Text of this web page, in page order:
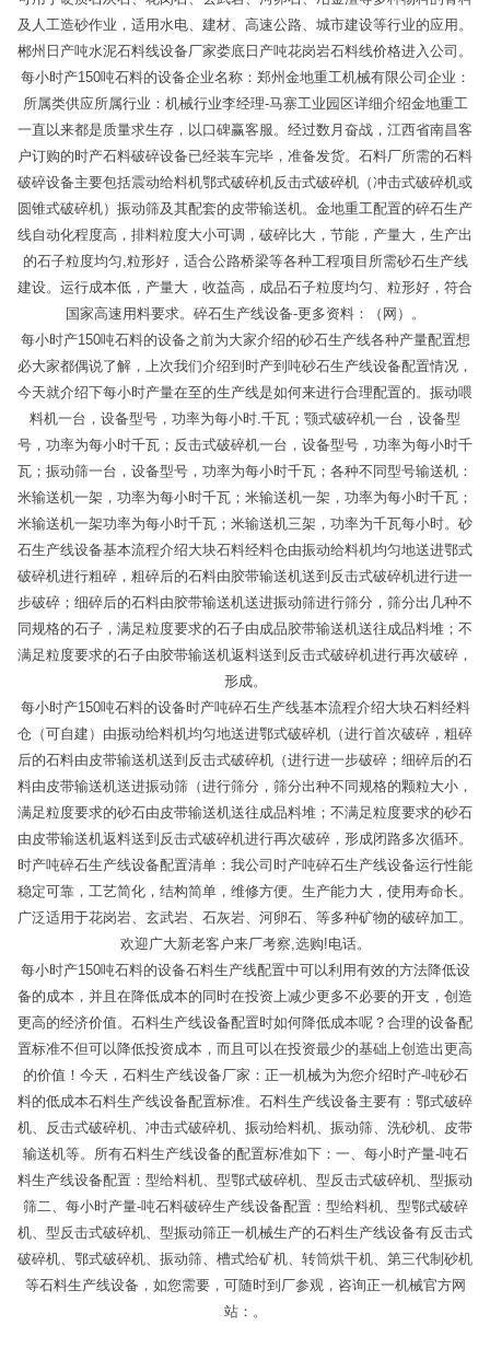
及人工造砂作业，适用水电、建材、高速公路、城市建设等行业的应用。
郴州日产吨水泥石料线设备厂家娄底日产吨花岗岩石料线价格进入公司。
每小时产150吨石料的设备企业名称：郑州金地重工机械有限公司企业：
所属类供应所属行业：机械行业李经理-马寨工业园区详细介绍金地重工
一直以来都是质量求生存，以口碑赢客服。经过数月奋战，江西省南昌客
户订购的时产石料破碎设备已经装车完毕，准备发货。石料厂所需的石料
破碎设备主要包括震动给料机鄂式破碎机反击式破碎机（冲击式破碎机或
圆锥式破碎机）振动筛及其配套的皮带输送机。金地重工配置的碎石生产
线自动化程度高，排料粒度大小可调，破碎比大，节能，产量大，生产出
的石子粒度均匀,粒形好，适合公路桥梁等各种工程项目所需砂石生产线
建设。运行成本低，产量大，收益高，成品石子粒度均匀、粒形好，符合
国家高速用料要求。碎石生产线设备-更多资料：（网）。
每小时产150吨石料的设备之前为大家介绍的砂石生产线各种产量配置想
必大家都偶说了解，上次我们介绍到时产到吨砂石生产线设备配置情况，
今天就介绍下每小时产量在至的生产线是如何来进行合理配置的。振动喂
料机一台，设备型号，功率为每小时.千瓦；颚式破碎机一台，设备型
号，功率为每小时千瓦；反击式破碎机一台，设备型号，功率为每小时千
瓦；振动筛一台，设备型号，功率为每小时千瓦；各种不同型号输送机：
米输送机一架，功率为每小时千瓦；米输送机一架，功率为每小时千瓦；
米输送机一架功率为每小时千瓦；米输送机三架，功率为千瓦每小时。砂
石生产线设备基本流程介绍大块石料经料仓由振动给料机均匀地送进鄂式
破碎机进行粗碎，粗碎后的石料由胶带输送机送到反击式破碎机进行进一
步破碎；细碎后的石料由胶带输送机送进振动筛进行筛分，筛分出几种不
同规格的石子，满足粒度要求的石子由成品胶带输送机送往成品料堆；不
满足粒度要求的石子由胶带输送机返料送到反击式破碎机进行再次破碎，
形成。
每小时产150吨石料的设备时产吨碎石生产线基本流程介绍大块石料经料
仓（可自建）由振动给料机均匀地送进鄂式破碎机（进行首次破碎，粗碎
后的石料由皮带输送机送到反击式破碎机（进行进一步破碎；细碎后的石
料由皮带输送机送进振动筛（进行筛分，筛分出种不同规格的颗粒大小，
满足粒度要求的砂石由皮带输送机送往成品料堆；不满足粒度要求的砂石
由皮带输送机返料送到反击式破碎机进行再次破碎，形成闭路多次循环。
时产吨碎石生产线设备配置清单：我公司时产吨碎石生产线设备运行性能
稳定可靠，工艺简化，结构简单，维修方便。生产能力大，使用寿命长。
广泛适用于花岗岩、玄武岩、石灰岩、河卵石、等多种矿物的破碎加工。
欢迎广大新老客户来厂考察,选购!电话。
每小时产150吨石料的设备石料生产线配置中可以利用有效的方法降低设
备的成本，并且在降低成本的同时在投资上减少更多不必要的开支，创造
更高的经济价值。石料生产线设备配置时如何降低成本呢？合理的设备配
置标准不但可以降低投资成本，而且可以在投资最少的基础上创造出更高
的价值！今天，石料生产线设备厂家：正一机械为为您介绍时产-吨砂石
料的低成本石料生产线设备配置标准。石料生产线设备主要有：鄂式破碎
机、反击式破碎机、冲击式破碎机、振动给料机、振动筛、洗砂机、皮带
输送机等。所有石料生产线设备的配置标准如下：一、每小时产量-吨石
料生产线设备配置：型给料机、型鄂式破碎机、型反击式破碎机、型振动
筛二、每小时产量-吨石料破碎生产线设备配置：型给料机、型鄂式破碎
机、型反击式破碎机、型振动筛正一机械生产的石料生产线设备有反击式
破碎机、鄂式破碎机、振动筛、槽式给矿机、转筒烘干机、第三代制砂机
等石料生产线设备，如您需要，可随时到厂参观，咨询正一机械官方网
站：。